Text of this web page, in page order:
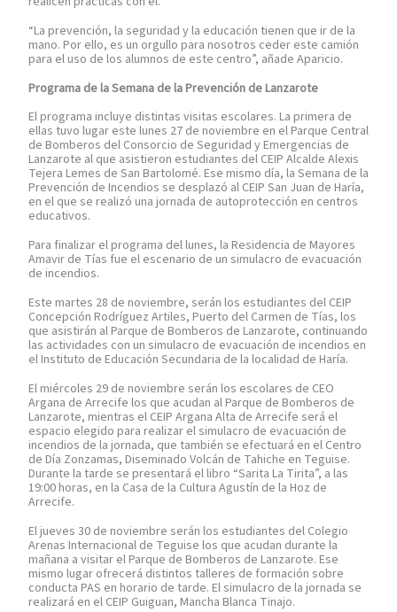
“La prevención, la seguridad y la educación tienen que ir de la
mano. Por ello, es un orgullo para nosotros ceder este camión
para el uso de los alumnos de este centro”, añade Aparicio.
Programa de la Semana de la Prevención de Lanzarote
El programa incluye distintas visitas escolares. La primera de
ellas tuvo lugar este lunes 27 de noviembre en el Parque Central
de Bomberos del Consorcio de Seguridad y Emergencias de
Lanzarote al que asistieron estudiantes del CEIP Alcalde Alexis
Tejera Lemes de San Bartolomé. Ese mismo día, la Semana de la
Prevención de Incendios se desplazó al CEIP San Juan de Haría,
en el que se realizó una jornada de autoprotección en centros
educativos.
Para finalizar el programa del lunes, la Residencia de Mayores
Amavir de Tías fue el escenario de un simulacro de evacuación
de incendios.
Este martes 28 de noviembre, serán los estudiantes del CEIP
Concepción Rodríguez Artiles, Puerto del Carmen de Tías, los
que asistirán al Parque de Bomberos de Lanzarote, continuando
las actividades con un simulacro de evacuación de incendios en
el Instituto de Educación Secundaria de la localidad de Haría.
El miércoles 29 de noviembre serán los escolares de CEO
Argana de Arrecife los que acudan al Parque de Bomberos de
Lanzarote, mientras el CEIP Argana Alta de Arrecife será el
espacio elegido para realizar el simulacro de evacuación de
incendios de la jornada, que también se efectuará en el Centro
de Día Zonzamas, Diseminado Volcán de Tahiche en Teguise.
Durante la tarde se presentará el libro “Sarita La Tirita”, a las
19:00 horas, en la Casa de la Cultura Agustín de la Hoz de
Arrecife.
El jueves 30 de noviembre serán los estudiantes del Colegio
Arenas Internacional de Teguise los que acudan durante la
mañana a visitar el Parque de Bomberos de Lanzarote. Ese
mismo lugar ofrecerá distintos talleres de formación sobre
conducta PAS en horario de tarde. El simulacro de la jornada se
realizará en el CEIP Guiguan, Mancha Blanca Tinajo.